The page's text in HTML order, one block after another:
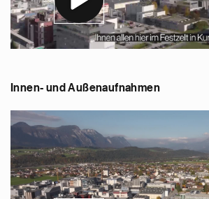
Innen- und Außenaufnahmen